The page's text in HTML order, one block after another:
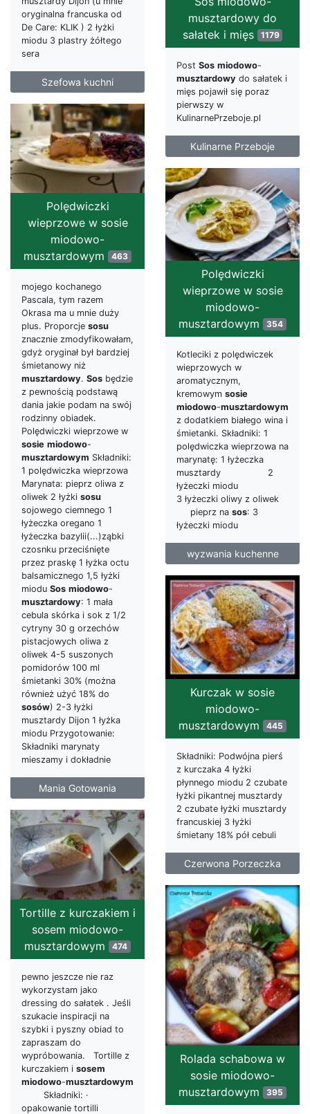
oryginalna francuska od
De Care: KLIK ) 2 łyżki
miodu 3 plastry żółtego
sera
Szefowa kuchni
musztardowy do
sałatek i mięs
1179
Post Sos miodowo-
musztardowy do sałatek i
mięs pojawił się poraz
pierwszy w
KulinarnePrzeboje.pl
Kulinarne Przeboje
Polędwiczki
wieprzowe w sosie
miodowo-
musztardowym 463
mojego kochanego
Pascala, tym razem
Okrasa ma u mnie duży
plus. Proporcje sosu
znacznie zmodyfikowałam,
gdyż oryginał był bardziej
śmietanowy niż
musztardowy. Sos będzie
z pewnością podstawą
dania jakie podam na swój
rodzinny obiadek.
Polędwiczki wieprzowe w
sosie miodowo-
musztardowym Składniki:
1 polędwiczka wieprzowa
Marynata: pieprz oliwa z
oliwek 2 łyżki sosu
sojowego ciemnego 1
łyżeczka oregano 1
łyżeczka bazylii(...)ząbki
czosnku przeciśnięte
przez praskę 1 łyżka octu
balsamicznego 1,5 łyżki
miodu Sos miodowo-
musztardowy: 1 mała
cebula skórka i sok z 1/2
cytryny 30 g orzechów
pistacjowych oliwa z
oliwek 4-5 suszonych
pomidorów 100 ml
śmietanki 30% (można
również użyć 18% do
sosów) 2-3 łyżki
musztardy Dijon 1 łyżka
miodu Przygotowanie:
Składniki marynaty
mieszamy i dokładnie
Mania Gotowania
Polędwiczki
wieprzowe w sosie
miodowo-
musztardowym 354
Kotleciki z polędwiczek
wieprzowych w
aromatycznym,
kremowym sosie
miodowo-musztardowym
z dodatkiem białego wina i
śmietanki. Składniki: 1
polędwiczka wieprzowa na
marynatę: 1 łyżeczka
musztardy 2
łyżeczki miodu
3 łyżeczki oliwy z oliwek
pieprz na sos: 3
łyżeczki miodu
wyzwania kuchenne
Kurczak w sosie
miodowo-
musztardowym 445
Składniki: Podwójna pierś
z kurczaka 4 łyżki
płynnego miodu 2 czubate
łyżki pikantnej musztardy
2 czubate łyżki musztardy
francuskiej 3 łyżki
śmietany 18% pół cebuli
Czerwona Porzeczka
Tortille z kurczakiem i
sosem miodowo-
musztardowym 474
pewno jeszcze nie raz
wykorzystam jako
dressing do sałatek . Jeśli
szukacie inspiracji na
szybki i pyszny obiad to
zapraszam do
wypróbowania. Tortille z
kurczakiem i sosem
miodowo-musztardowym
Składniki: ·
opakowanie tortilli
Rolada schabowa w
sosie miodowo-
musztardowym 395